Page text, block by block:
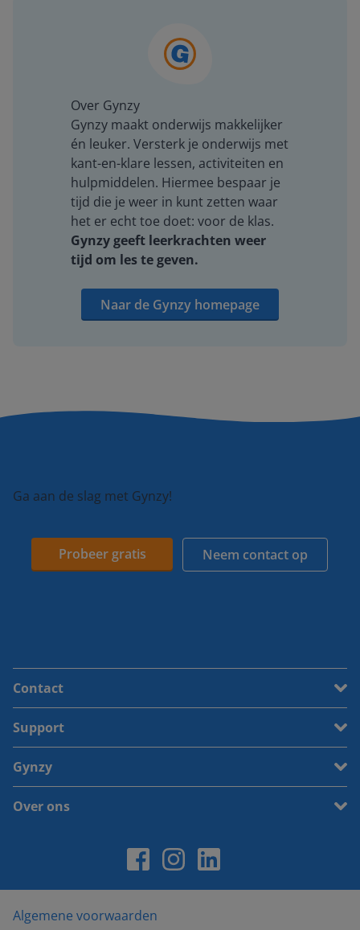
Over Gynzy
Gynzy maakt onderwijs makkelijker
én leuker. Versterk je onderwijs met
kant-en-klare lessen, activiteiten en
hulpmiddelen. Hiermee bespaar je
tijd die je weer in kunt zetten waar
het er echt toe doet: voor de klas.
Gynzy geeft leerkrachten weer
tijd om les te geven.
Naar de Gynzy homepage
Ga aan de slag met Gynzy!
Probeer gratis Neem contact op
Contact
Support
Gynzy
Over ons
Algemene voorwaarden